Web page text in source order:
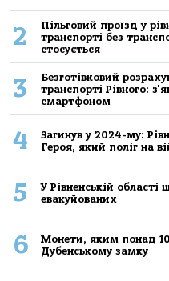
2
Пільговий проїзд у
транспорті без
стосується
3
Безготівковий
транспорті Рівного:
смартфоном
4
Загинув у 2024-му:
Героя, який поліг на
5
У Рівненській
евакуйованих
6
Монети, яким понад
Дубенському замку